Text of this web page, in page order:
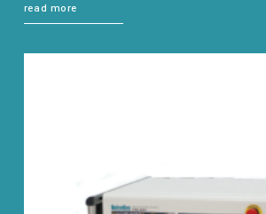
read more